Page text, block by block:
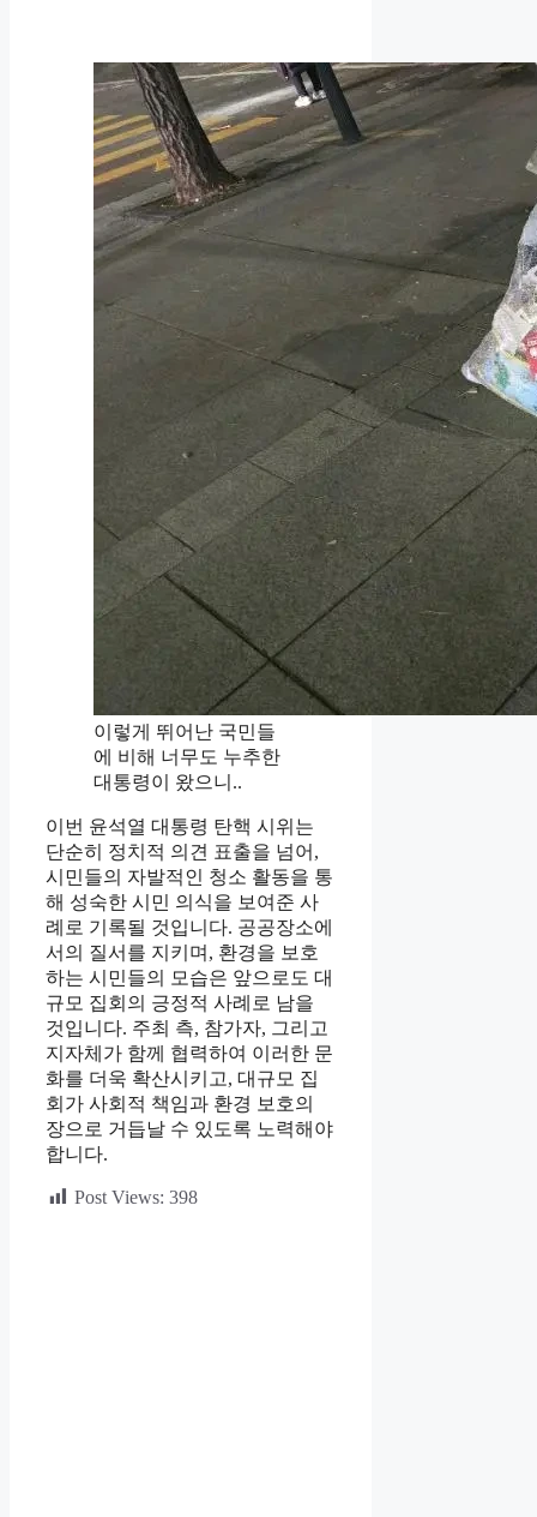
이렇게 뛰어난 국민들
에 비해 너무도 누추한
대통령이 왔으니..
이번 윤석열 대통령 탄핵 시위는
단순히 정치적 의견 표출을 넘어,
시민들의 자발적인 청소 활동을 통
해 성숙한 시민 의식을 보여준 사
례로 기록될 것입니다. 공공장소에
서의 질서를 지키며, 환경을 보호
하는 시민들의 모습은 앞으로도 대
규모 집회의 긍정적 사례로 남을
것입니다. 주최 측, 참가자, 그리고
지자체가 함께 협력하여 이러한 문
화를 더욱 확산시키고, 대규모 집
회가 사회적 책임과 환경 보호의
장으로 거듭날 수 있도록 노력해야
합니다.
Post Views: 398